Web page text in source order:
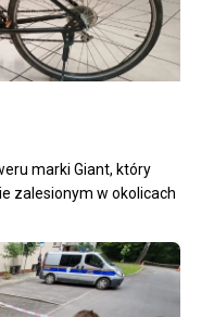
marki Giant, który
zalesionym w okolicach